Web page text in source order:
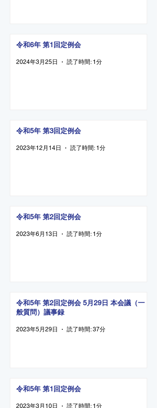
令和6年 第1回定例会
2024年3月25日 読了時間: 1分
令和5年 第3回定例会
2023年12月14日 読了時間: 1分
令和5年 第2回定例会
2023年6月13日 読了時間: 1分
令和5年 第2回定例会 5月29日 本会議（一
般質問）議事録
2023年5月29日 読了時間: 37分
令和5年 第1回定例会
2023年3月10日 読了時間: 1分